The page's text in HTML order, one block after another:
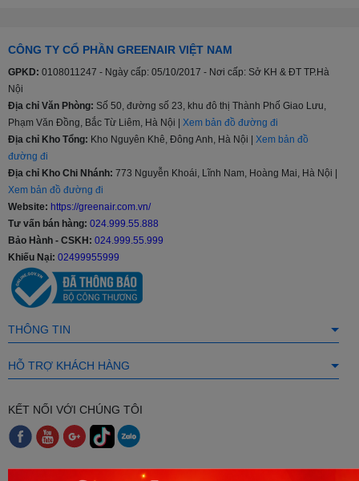
CÔNG TY CỔ PHẦN GREENAIR VIỆT NAM
GPKD: 0108011247 - Ngày cấp: 05/10/2017 - Nơi cấp: Sở KH & ĐT TP.Hà
Nội
Địa chỉ Văn Phòng: Số 50, đường số 23, khu đô thị Thành Phố Giao Lưu,
Phạm Văn Đồng, Bắc Từ Liêm, Hà Nội | Xem bản đồ đường đi
Địa chỉ Kho Tổng: Kho Nguyên Khê, Đông Anh, Hà Nội | Xem bản đồ
đường đi
Địa chỉ Kho Chi Nhánh: 773 Nguyễn Khoái, Lĩnh Nam, Hoàng Mai, Hà Nội |
Xem bản đồ đường đi
Website: https://greenair.com.vn/
Tư vấn bán hàng: 024.999.55.888
Bảo Hành - CSKH: 024.999.55.999
Khiếu Nại: 02499955999
THÔNG TIN
HỖ TRỢ KHÁCH HÀNG
KẾT NỐI VỚI CHÚNG TÔI
CÁCH THỨC THANH TOÁN